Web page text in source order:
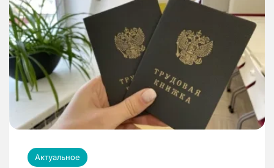
Актуальное